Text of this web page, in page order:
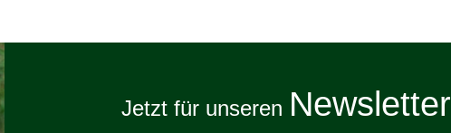
Jetzt für unseren Newsletter